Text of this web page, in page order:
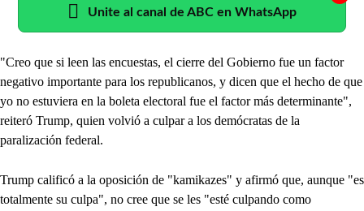
Unite al canal de ABC en WhatsApp
"Creo que si leen las encuestas, el cierre del Gobierno fue un factor
negativo importante para los republicanos, y dicen que el hecho de que
yo no estuviera en la boleta electoral fue el factor más determinante",
reiteró Trump, quien volvió a culpar a los demócratas de la
paralización federal.
Trump calificó a la oposición de "kamikazes" y afirmó que, aunque "es
totalmente su culpa", no cree que se les "esté culpando como